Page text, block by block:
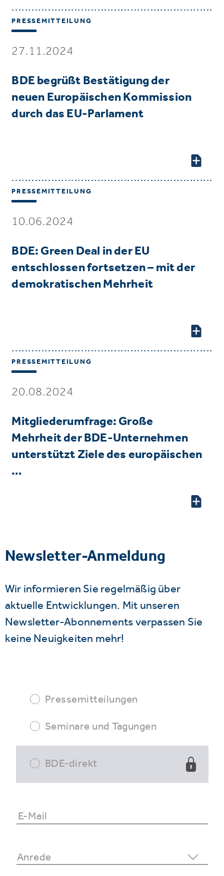
PRESSEMITTEILUNG
27.11.2024
BDE begrüßt Bestätigung der
neuen Europäischen Kommission
durch das EU-Parlament
PRESSEMITTEILUNG
10.06.2024
BDE: Green Deal in der EU
entschlossen fortsetzen – mit der
demokratischen Mehrheit
PRESSEMITTEILUNG
20.08.2024
Mitgliederumfrage: Große
Mehrheit der BDE-Unternehmen
unterstützt Ziele des europäischen
…
Newsletter-Anmeldung
Wir informieren Sie regelmäßig über
aktuelle Entwicklungen. Mit unseren
Newsletter-Abonnements verpassen Sie
keine Neuigkeiten mehr!
Pressemitteilungen
Seminare und Tagungen
BDE-direkt